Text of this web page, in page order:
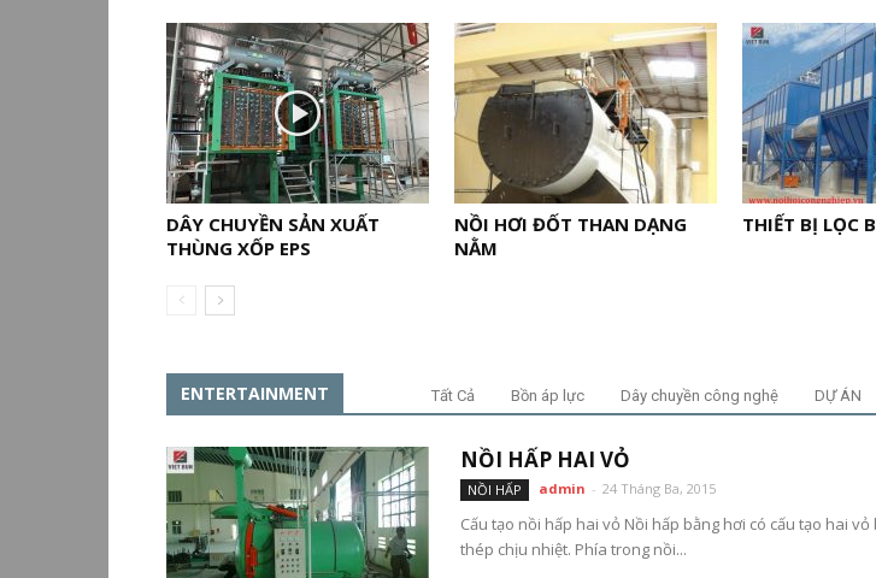
DÂY CHUYỀN SẢN XUẤT
THÙNG XỐP EPS
NỒI HƠI ĐỐT THAN DẠNG
NẰM
THIẾT BỊ LỌC
ENTERTAINMENT Tất Cả Bồn áp lực Dây chuyền công nghệ DỰ ÁN
NỒI HẤP HAI VỎ
NỒI HẤP admin - 24 Tháng Ba, 2015
Cấu tạo nồi hấp hai vỏ Nồi hấp bằng hơi có cấu tạo hai
thép chịu nhiệt. Phía trong nồi...